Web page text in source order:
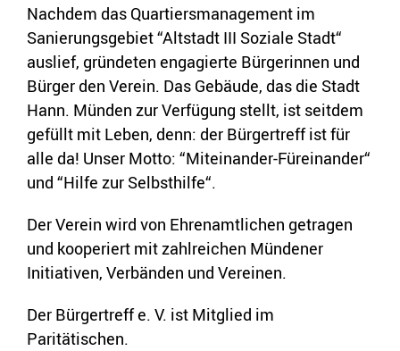
Nachdem das Quartiersmanagement im
Sanierungsgebiet “Altstadt III Soziale Stadt“
auslief, gründeten engagierte Bürgerinnen und
Bürger den Verein. Das Gebäude, das die Stadt
Hann. Münden zur Verfügung stellt, ist seitdem
gefüllt mit Leben, denn: der Bürgertreff ist für
alle da! Unser Motto: “Miteinander-Füreinander“
und “Hilfe zur Selbsthilfe“.
Der Verein wird von Ehrenamtlichen getragen
und kooperiert mit zahlreichen Mündener
Initiativen, Verbänden und Vereinen.
Der Bürgertreff e. V. ist Mitglied im
Paritätischen.